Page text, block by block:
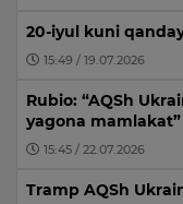
20-iyul kuni
15:49 / 19.07.2026
Rubio: “AQSh
yagona mamlakat”
15:45 / 22.07.2026
Tramp AQSh